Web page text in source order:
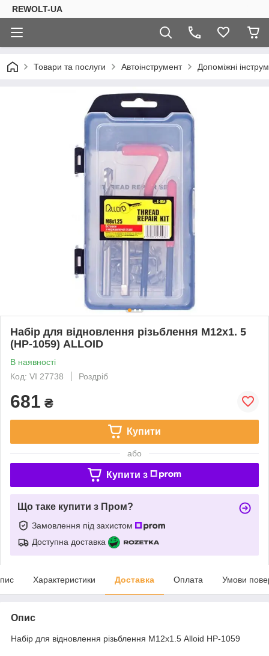
REWOLT-UA
Товари та послуги Автоінструмент Допоміжні
Набір для відновлення різьблення М12х1. 5
(НР-1059) ALLOID
В наявності
Код: VI 27738
Роздріб
681 ₴
Купити
або
Купити з
Що таке купити з Пром?
Замовлення під захистом
Доступна доставка
Характеристики Доставка Оплата Умови
Опис
Набір для відновлення різьблення М12х1.5 Alloid НР-1059